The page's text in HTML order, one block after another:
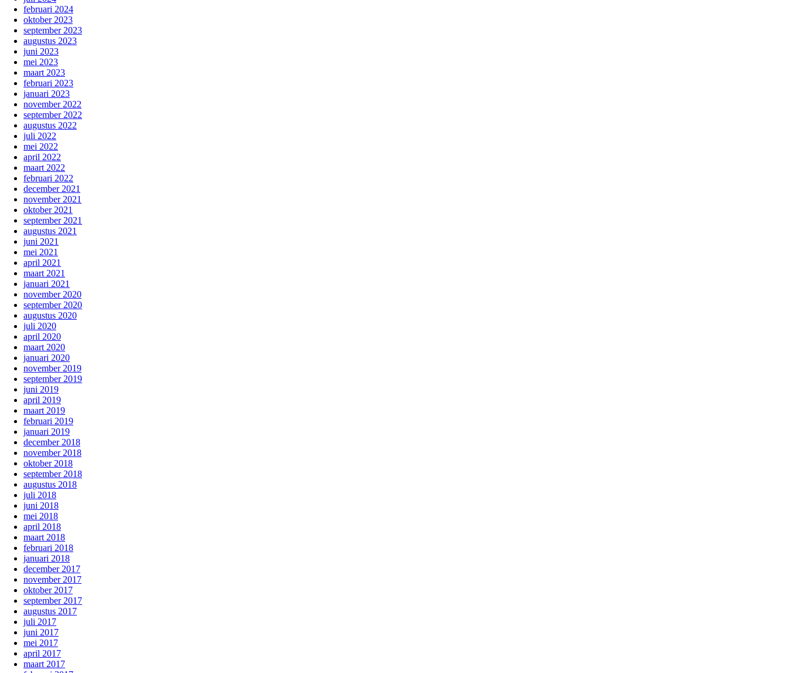
februari 2024
oktober 2023
september 2023
augustus 2023
juni 2023
mei 2023
maart 2023
februari 2023
januari 2023
november 2022
september 2022
augustus 2022
juli 2022
mei 2022
april 2022
maart 2022
februari 2022
december 2021
november 2021
oktober 2021
september 2021
augustus 2021
juni 2021
mei 2021
april 2021
maart 2021
januari 2021
november 2020
september 2020
augustus 2020
juli 2020
april 2020
maart 2020
januari 2020
november 2019
september 2019
juni 2019
april 2019
maart 2019
februari 2019
januari 2019
december 2018
november 2018
oktober 2018
september 2018
augustus 2018
juli 2018
juni 2018
mei 2018
april 2018
maart 2018
februari 2018
januari 2018
december 2017
november 2017
oktober 2017
september 2017
augustus 2017
juli 2017
juni 2017
mei 2017
april 2017
maart 2017